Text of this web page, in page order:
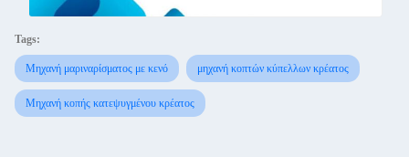
Tags:
Μηχανή μαριναρίσματος με κενό μηχανή κοπτών κύπελλων κρέατος
Μηχανή κοπής κατεψυγμένου κρέατος